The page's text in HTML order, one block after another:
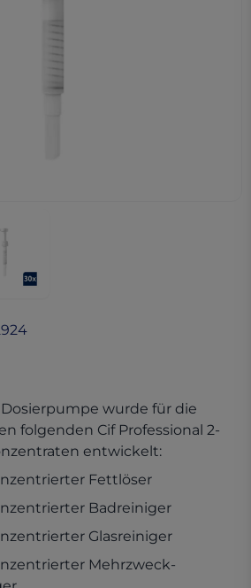
Dosierpumpe wurde für die
folgenden Cif Professional 2-
entwickelt:
Fettlöser
Badreiniger
Glasreiniger
Mehrzweck-